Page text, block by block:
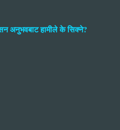
अनुभवबाट हामीले के सिक्ने?